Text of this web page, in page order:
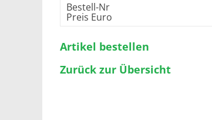
Bestell-Nr
Preis Euro
Artikel bestellen
Zurück zur Übersicht